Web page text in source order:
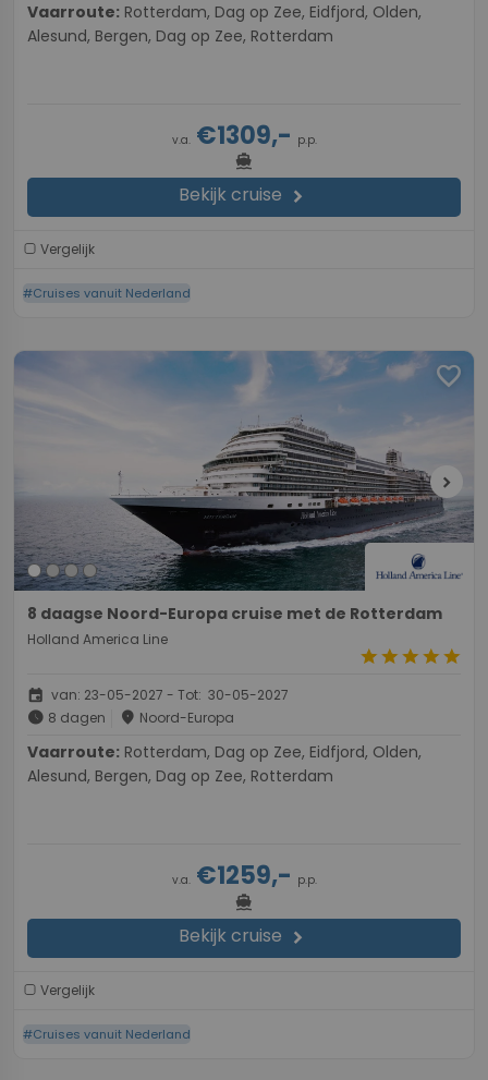
Vaarroute:
Alesund, Bergen, Dag op Zee, Rotterdam
v.a.€1309,- p.p.
directions_boat
Bekijk cruise chevron_right
Vergelijk
#Cruises vanuit Nederland
favorite
chevron_right
8 daagse Noord-Europa cruise met de Rotterdam
Holland America Line
starstarstarstarstar
event van: 23-05-2027 - Tot: 30-05-2027
schedule 8 dagen place Noord-Europa
Vaarroute:
Alesund, Bergen, Dag op Zee, Rotterdam
v.a.€1259,- p.p.
directions_boat
Bekijk cruise chevron_right
Vergelijk
#Cruises vanuit Nederland